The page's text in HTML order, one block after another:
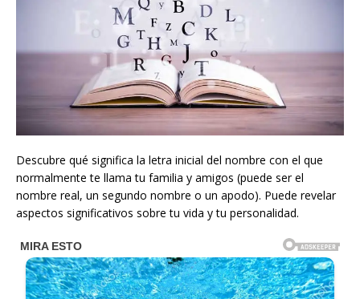
Descubre qué significa la letra inicial del nombre con el que
normalmente te llama tu familia y amigos (puede ser el
nombre real, un segundo nombre o un apodo). Puede revelar
aspectos significativos sobre tu vida y tu personalidad.